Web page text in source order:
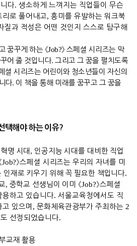
다. 생소하게 느껴지는 직업들이 무슨
로 풀어내고 , 흥미를 유발하는 워크북
질과 적성은 어떤 것인지 스스로 탐구해
꿈꾸게 하는 《Job?》 스페셜 시리즈는 막
어 줄 것입니다.그리고 그 꿈을 펼치도록
셜 시리즈는 어린이와 청소년들이 자신의
다. 이 책을 통해 미래를 꿈꾸고 그 꿈을
택해야 하는 이유?
명 시대 , 인공지능 시대를 대비한 직업
Job?》스페셜 시리즈는 우리의 자녀를 미
인재로 키우기 위해 꼭 필요한 책입니다.
, 중학교 선생님이 이미 《Job?》스페셜
용하고 있습니다. 서울교육청에서도 직
있으며 , 문화체육관광부가 주최하는 2
선정되었습니다.
교재 활용